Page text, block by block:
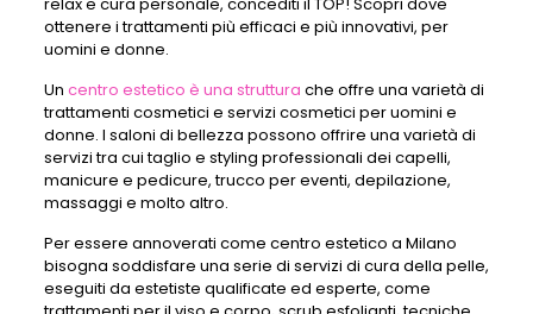
ottenere i trattamenti più efficaci e più innovativi, per
uomini e donne.
Un centro estetico è una struttura che offre una varietà di
trattamenti cosmetici e servizi cosmetici per uomini e
donne. I saloni di bellezza possono offrire una varietà di
servizi tra cui taglio e styling professionali dei capelli,
manicure e pedicure, trucco per eventi, depilazione,
massaggi e molto altro.
Per essere annoverati come centro estetico a Milano
bisogna soddisfare una serie di servizi di cura della pelle,
eseguiti da estetiste qualificate ed esperte, come